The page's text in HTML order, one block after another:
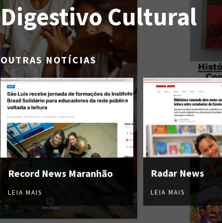
Digestivo Cultural
OUTRAS NOTÍCIAS
Record News Maranhão
LEIA MAIS
Radar News
LEIA MAIS